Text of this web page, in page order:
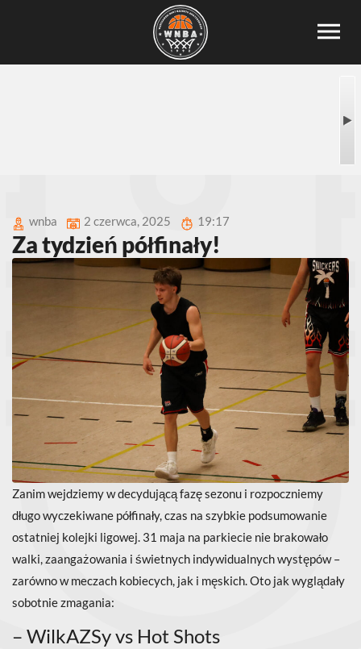
wnba 2 czerwca, 2025 19:17
Za tydzień półfinały!
Zanim wejdziemy w decydującą fazę sezonu i rozpoczniemy
długo wyczekiwane półfinały, czas na szybkie podsumowanie
ostatniej kolejki ligowej. 31 maja na parkiecie nie brakowało
walki, zaangażowania i świetnych indywidualnych występów –
zarówno w meczach kobiecych, jak i męskich. Oto jak wyglądały
sobotnie zmagania:
– WilkAZSy vs Hot Shots